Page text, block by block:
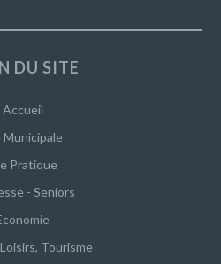
DU SITE
Accueil
Municipale
Pratique
- Seniors
Tourisme